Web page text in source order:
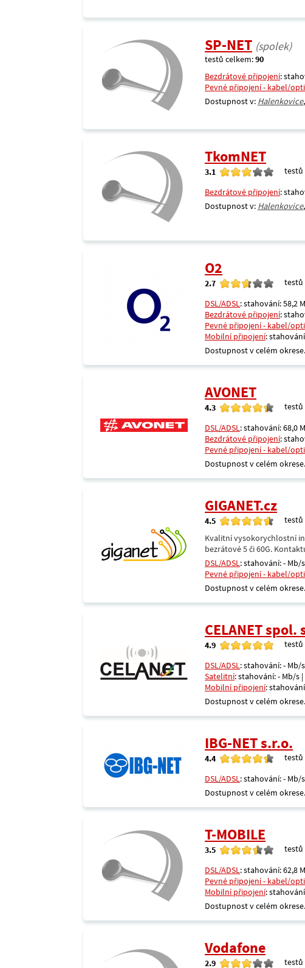
SP-NET (spolek)
testů celkem:90
Bezdrátové připojení:
Pevné připojení - kabel/
Dostupnost v: Halenkovice,
TkomNET
3.1 testů
Bezdrátové připojení:
Dostupnost v: Halenkovice,
O2
2.7 testů
DSL/ADSL: stahování: 58,2
Bezdrátové připojení:
Pevné připojení - kabel/
Mobilní připojení:
Dostupnost v celém okrese.
AVONET
4.3 testů
DSL/ADSL: stahování: 68,0
Bezdrátové připojení:
Pevné připojení - kabel/
Dostupnost v celém okrese.
GIGANET.cz
4.5 testů
Kvalitní vysokorychlostní
bezrátové 5 či 60G.
DSL/ADSL: stahování: - Mb/
Pevné připojení - kabel/
Dostupnost v celém okrese.
CELANET spol.
4.9 testů
DSL/ADSL: stahování: - Mb/
Satelitní: stahování: - Mb/s
Mobilní připojení:
Dostupnost v celém okrese.
IBG-NET s.r.o.
4.4 testů
DSL/ADSL: stahování: - Mb/
Dostupnost v celém okrese.
T-MOBILE
3.5 testů
DSL/ADSL: stahování: 62,8
Pevné připojení - kabel/
Mobilní připojení:
Dostupnost v celém okrese.
Vodafone
2.9 testů